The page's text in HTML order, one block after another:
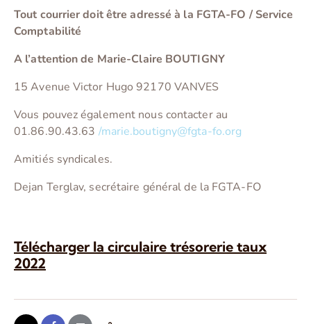
Tout courrier doit être adressé à la FGTA-FO / Service
Comptabilité
A l’attention de Marie-Claire BOUTIGNY
15 Avenue Victor Hugo 92170 VANVES
Vous pouvez également nous contacter au
01.86.90.43.63 /marie.boutigny@fgta-fo.org
Amitiés syndicales.
Dejan Terglav, secrétaire général de la FGTA-FO
Télécharger la circulaire trésorerie taux
2022